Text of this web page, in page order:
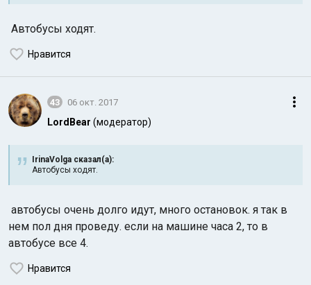
Автобусы ходят.
Нравится
43 06 окт. 2017
LordBear (модератор)
IrinaVolga сказал(а):
Автобусы ходят.
автобусы очень долго идут, много остановок. я так в
нем пол дня проведу. если на машине часа 2, то в
автобусе все 4.
Нравится